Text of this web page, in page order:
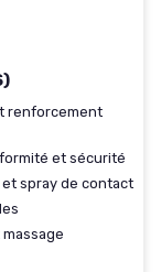
renforcement
et sécurité
spray de contact